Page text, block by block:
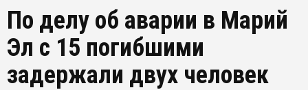
По делу об аварии в Марий
Эл с 15 погибшими
задержали двух человек